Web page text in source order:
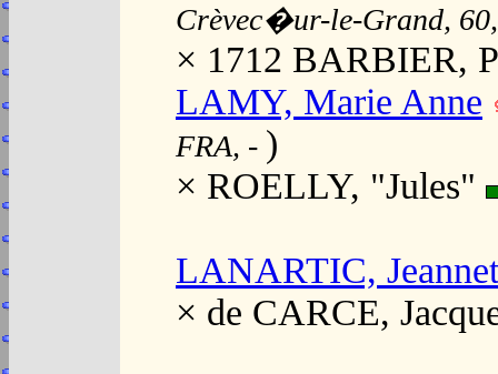
Crèvec�ur-le-Grand,
× 1712 BARBIER,
LAMY, Marie Anne
FRA, - )
× ROELLY, "Jules"
LANARTIC,
× de CARCE,